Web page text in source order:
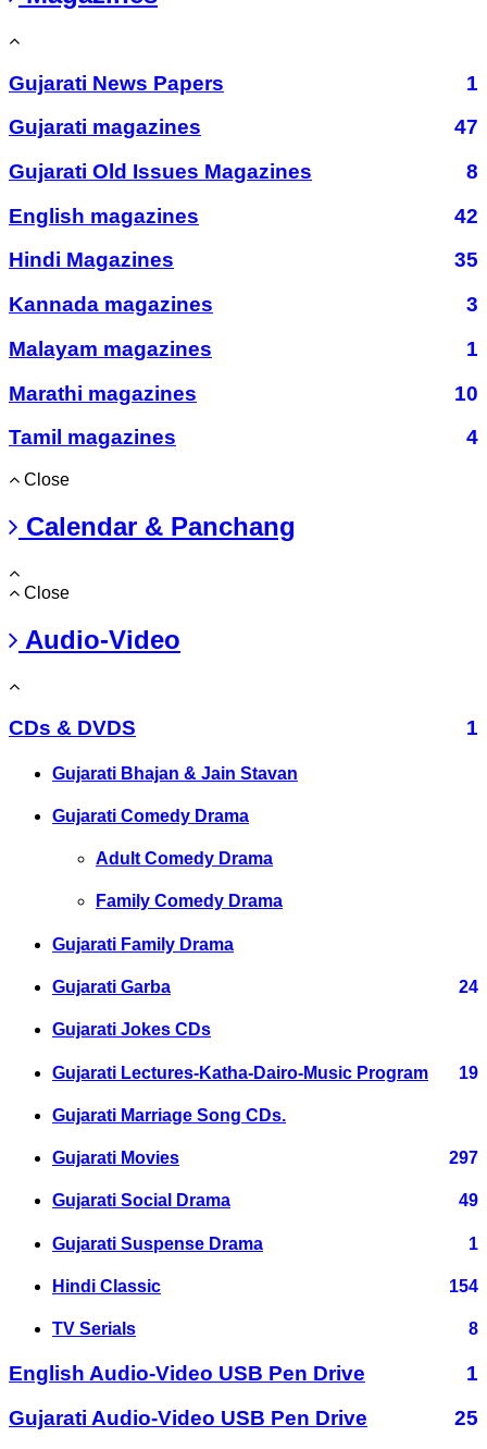
Gujarati News Papers
1
Gujarati magazines
47
Gujarati Old Issues Magazines
8
English magazines
42
Hindi Magazines
35
Kannada magazines
3
Malayam magazines
1
Marathi magazines
10
Tamil magazines
4
Close
Calendar & Panchang
Close
Audio-Video
CDs & DVDS 1
Gujarati Bhajan & Jain Stavan
Gujarati Comedy Drama
Adult Comedy Drama
Family Comedy Drama
Gujarati Family Drama
Gujarati Garba 24
Gujarati Jokes CDs
Gujarati Lectures-Katha-Dairo-Music Program 19
Gujarati Marriage Song CDs.
Gujarati Movies 297
Gujarati Social Drama 49
Gujarati Suspense Drama 1
Hindi Classic 154
TV Serials 8
English Audio-Video USB Pen Drive
1
Gujarati Audio-Video USB Pen Drive
25